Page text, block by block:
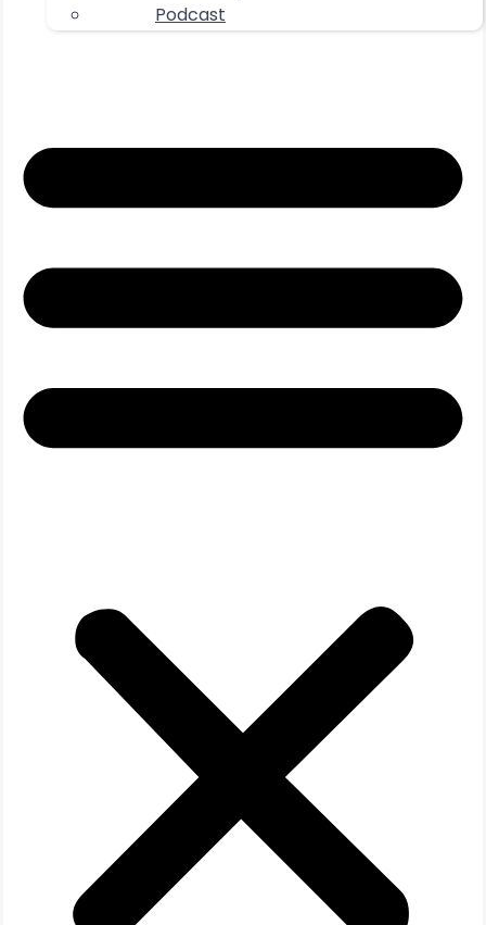
Podcast